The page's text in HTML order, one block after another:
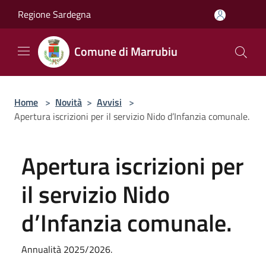
Regione Sardegna
Comune di Marrubiu
Home > Novità > Avvisi >
Apertura iscrizioni per il servizio Nido d’Infanzia comunale.
Apertura iscrizioni per
il servizio Nido
d’Infanzia comunale.
Annualità 2025/2026.